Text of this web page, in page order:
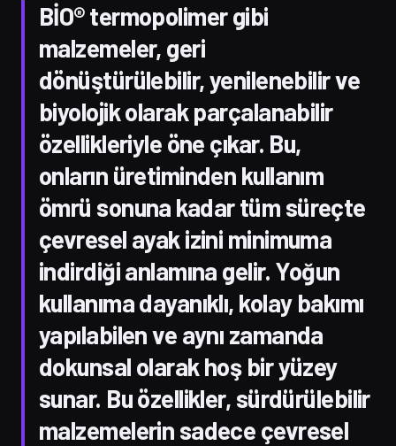
BİO® termopolimer gibi
malzemeler, geri
dönüştürülebilir, yenilenebilir ve
biyolojik olarak parçalanabilir
özellikleriyle öne çıkar. Bu,
onların üretiminden kullanım
ömrü sonuna kadar tüm süreçte
çevresel ayak izini minimuma
indirdiği anlamına gelir. Yoğun
kullanıma dayanıklı, kolay bakımı
yapılabilen ve aynı zamanda
dokunsal olarak hoş bir yüzey
sunar. Bu özellikler, sürdürülebilir
malzemelerin sadece çevresel